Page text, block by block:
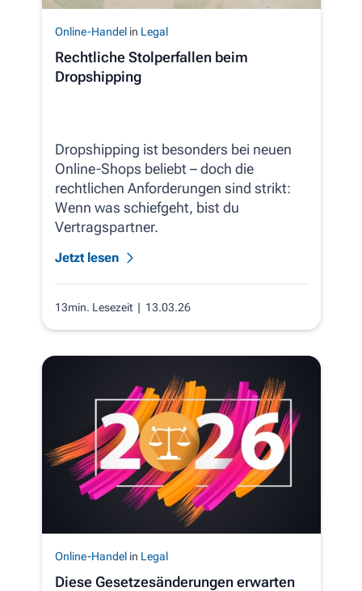
Online-Handel in Legal
Rechtliche Stolperfallen beim
Dropshipping
Dropshipping ist besonders bei neuen
Online-Shops beliebt – doch die
rechtlichen Anforderungen sind strikt:
Wenn was schiefgeht, bist du
Vertragspartner.
Jetzt lesen
13min. Lesezeit | 13.03.26
Online-Handel in Legal
Diese Gesetzesänderungen erwarten